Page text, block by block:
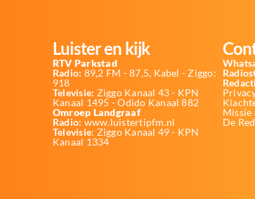
Luister en kijk
RTV Parkstad
Radio: 89,2 FM - 87,5, Kabel - Ziggo:
918
Televisie: Ziggo Kanaal 43 - KPN
Kanaal 1495 - Odido Kanaal 882
Omroep Landgraaf
Radio: www.luistertipfm.nl
Televisie: Ziggo Kanaal 49 - KPN
Kanaal 1334
Missie
De